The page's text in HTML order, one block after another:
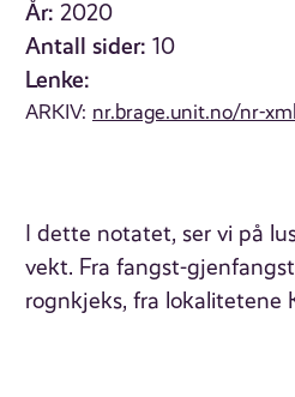
År: 2020
Antall sider: 10
Lenke:
ARKIV: nr.brage.unit.no/nr-
I dette notatet, ser vi på
vekt. Fra fangst-
rognkjeks, fra lokalitetene